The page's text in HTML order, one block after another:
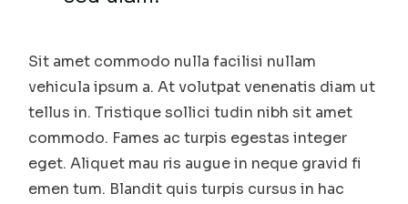
Sit amet commodo nulla facilisi nullam
vehicula ipsum a. At volutpat venenatis diam ut
tellus in. Tristique sollici tudin nibh sit amet
commodo. Fames ac turpis egestas integer
eget. Aliquet mau ris augue in neque gravid fi
emen tum. Blandit quis turpis cursus in hac